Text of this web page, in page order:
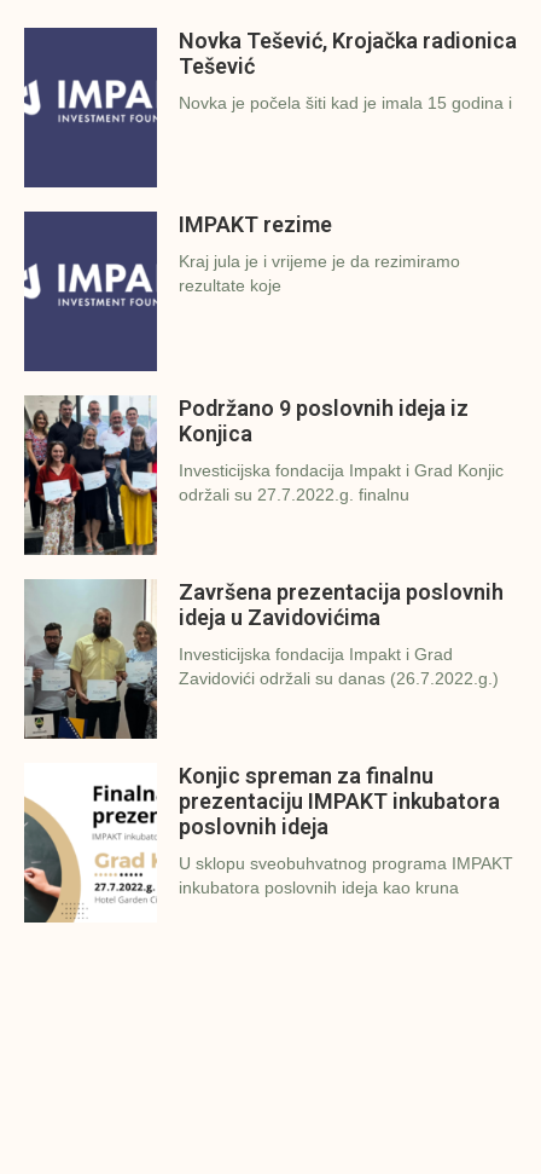
Novka Tešević, Krojačka radionica
Tešević
Novka je počela šiti kad je imala 15 godina i
IMPAKT rezime
Kraj jula je i vrijeme je da rezimiramo
rezultate koje
Podržano 9 poslovnih ideja iz
Konjica
Investicijska fondacija Impakt i Grad Konjic
održali su 27.7.2022.g. finalnu
Završena prezentacija poslovnih
ideja u Zavidovićima
Investicijska fondacija Impakt i Grad
Zavidovići održali su danas (26.7.2022.g.)
Konjic spreman za finalnu
prezentaciju IMPAKT inkubatora
poslovnih ideja
U sklopu sveobuhvatnog programa IMPAKT
inkubatora poslovnih ideja kao kruna